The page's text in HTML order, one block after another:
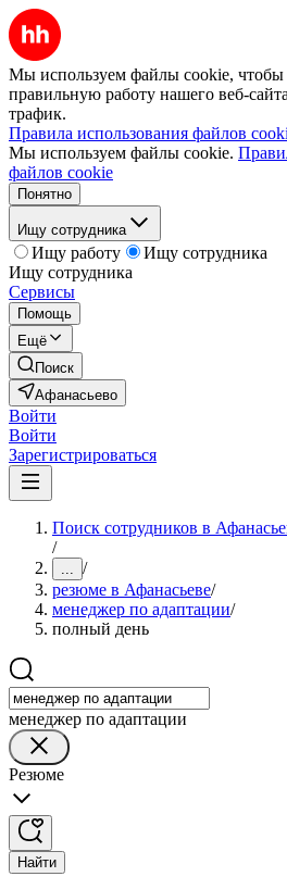
Мы используем файлы cookie, чтобы
правильную работу нашего веб-
трафик.
Правила использования файлов
Мы используем файлы cookie.
файлов cookie
Понятно
Ищу сотрудника
Ищу работу
Ищу сотрудника
Ищу сотрудника
Сервисы
Помощь
Ещё
Поиск
Афанасьево
Войти
Войти
Зарегистрироваться
Поиск сотрудников в
/
... /
резюме в Афанасьеве/
менеджер по адаптации/
полный день
менеджер по адаптации
Резюме
Найти